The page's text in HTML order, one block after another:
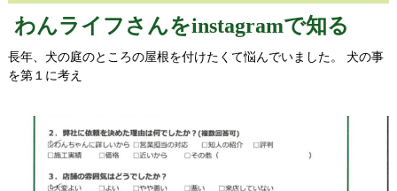
わんライフさんをinstagramで知る
長年、犬の庭のところの屋根を付けたくて悩んでいました。 犬の事
を第１に考え